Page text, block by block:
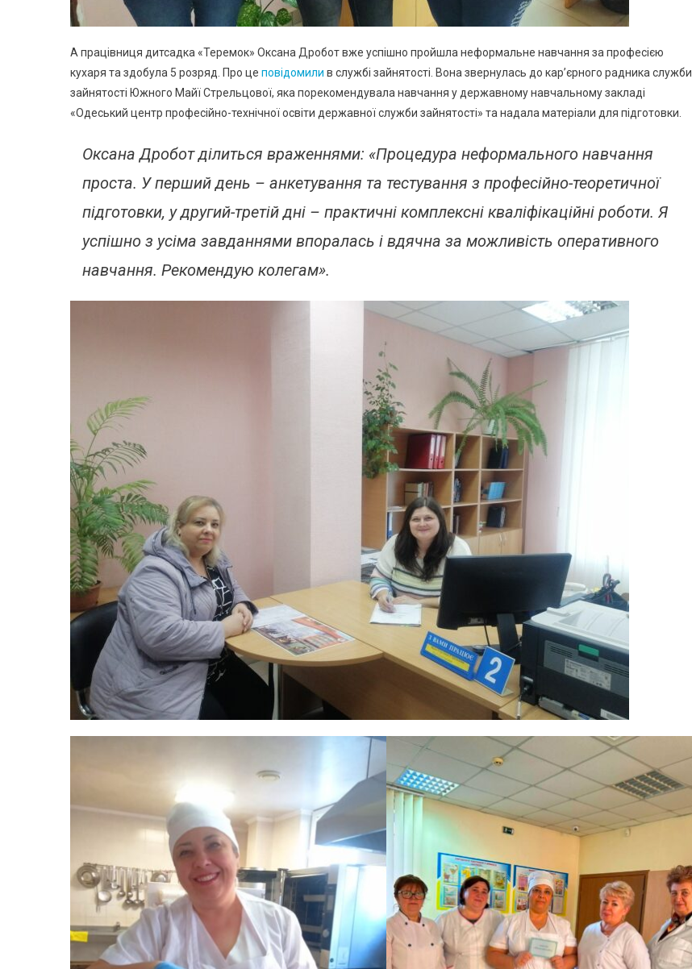
А працівниця дитсадка «Теремок» Оксана Дробот вже успішно пройшла неформальне навчання за професією
кухаря та здобула 5 розряд. Про це повідомили в службі зайнятості. Вона звернулась до кар’єрного радника служби
зайнятості Южного Майї Стрельцової, яка порекомендувала навчання у державному навчальному закладі
«Одеський центр професійно-технічної освіти державної служби зайнятості» та надала матеріали для підготовки.
Оксана Дробот ділиться враженнями: «Процедура неформального навчання
проста. У перший день – анкетування та тестування з професійно-теоретичної
підготовки, у другий-третій дні – практичні комплексні кваліфікаційні роботи. Я
успішно з усіма завданнями впоралась і вдячна за можливість оперативного
навчання. Рекомендую колегам».